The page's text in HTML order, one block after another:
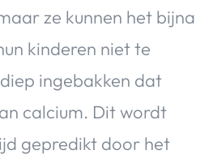
ze kunnen het bijna
kinderen niet te
ingebakken dat
calcium. Dit wordt
gepredikt door het